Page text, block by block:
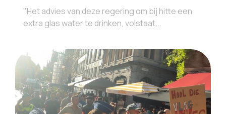
"Het advies van deze regering om bij hitte een
extra glas water te drinken, volstaat...